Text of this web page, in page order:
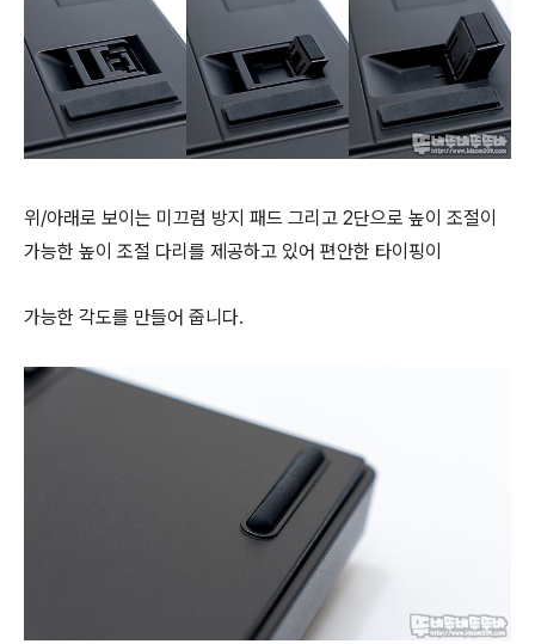
위/아래로 보이는 미끄럼 방지 패드 그리고 2단으로 높이 조절이
가능한 높이 조절 다리를 제공하고 있어 편안한 타이핑이
가능한 각도를 만들어 줍니다.